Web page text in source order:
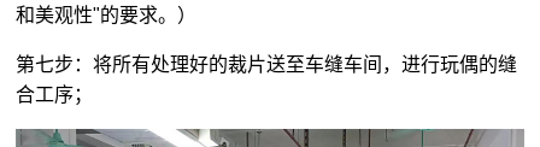
和美观性"的要求。）
第七步：将所有处理好的裁片送至车缝车间，进行玩偶的缝
合工序；